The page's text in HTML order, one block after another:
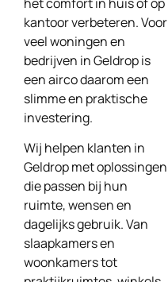
kantoor verbeteren. Voor
veel woningen en
bedrijven in Geldrop is
een airco daarom een
slimme en praktische
investering.
Wij helpen klanten in
Geldrop met oplossingen
die passen bij hun
ruimte, wensen en
dagelijks gebruik. Van
slaapkamers en
woonkamers tot